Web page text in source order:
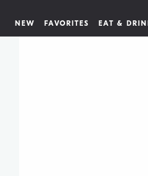
NEW FAVORITES EAT &